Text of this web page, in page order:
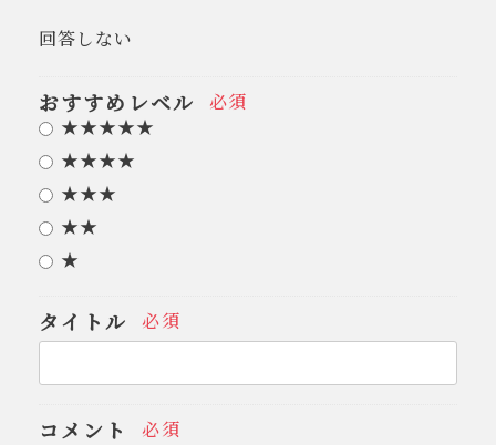
回答しない
おすすめレベル
必須
★★★★★
★★★★
★★★
★★
★
タイトル 必須
コメント 必須